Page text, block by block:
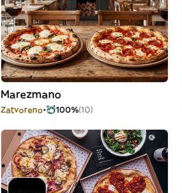
Marezmano
Zatvoreno 100%(10)